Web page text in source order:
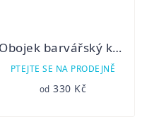
Obojek barvářský kožený
PTEJTE SE NA PRODEJNĚ
od 330 Kč